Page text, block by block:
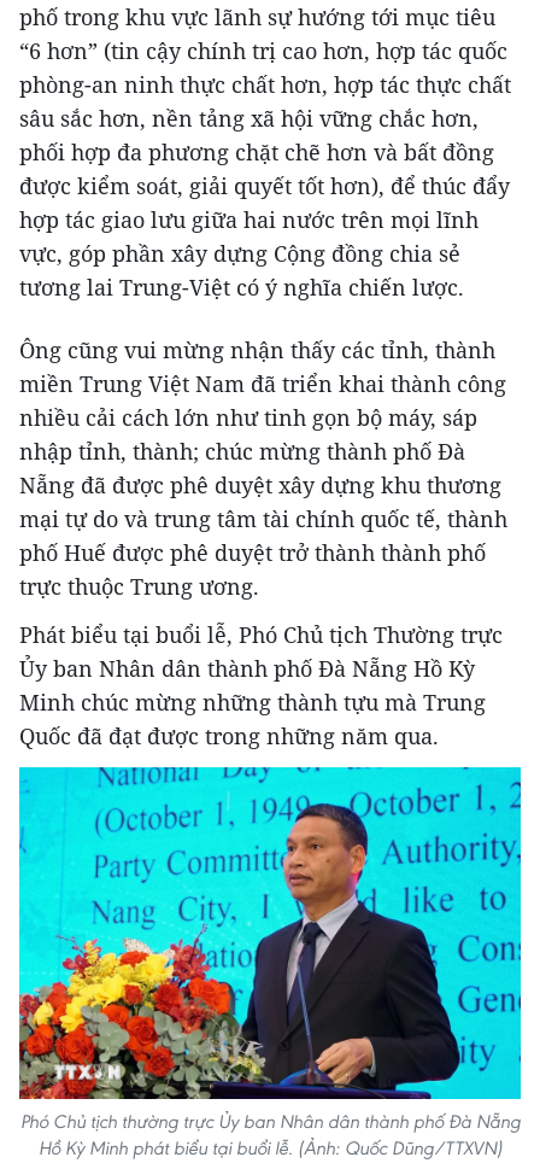
phố trong khu vực lãnh sự hướng tới mục tiêu
“6 hơn” (tin cậy chính trị cao hơn, hợp tác quốc
phòng-an ninh thực chất hơn, hợp tác thực chất
sâu sắc hơn, nền tảng xã hội vững chắc hơn,
phối hợp đa phương chặt chẽ hơn và bất đồng
được kiểm soát, giải quyết tốt hơn), để thúc đẩy
hợp tác giao lưu giữa hai nước trên mọi lĩnh
vực, góp phần xây dựng Cộng đồng chia sẻ
tương lai Trung-Việt có ý nghĩa chiến lược.
Ông cũng vui mừng nhận thấy các tỉnh, thành
miền Trung Việt Nam đã triển khai thành công
nhiều cải cách lớn như tinh gọn bộ máy, sáp
nhập tỉnh, thành; chúc mừng thành phố Đà
Nẵng đã được phê duyệt xây dựng khu thương
mại tự do và trung tâm tài chính quốc tế, thành
phố Huế được phê duyệt trở thành thành phố
trực thuộc Trung ương.
Phát biểu tại buổi lễ, Phó Chủ tịch Thường trực
Ủy ban Nhân dân thành phố Đà Nẵng Hồ Kỳ
Minh chúc mừng những thành tựu mà Trung
Quốc đã đạt được trong những năm qua.
Phó Chủ tịch thường trực Ủy ban Nhân dân thành phố Đà Nẵng
Hồ Kỳ Minh phát biểu tại buổi lễ. (Ảnh: Quốc Dũng/TTXVN)